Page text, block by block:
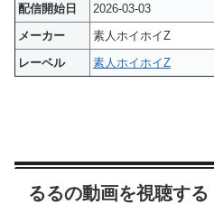
配信開始日
2026-03-03
メーカー
素人ホイホイZ
レーベル
素人ホイホイZ
るるの動画を視聴する